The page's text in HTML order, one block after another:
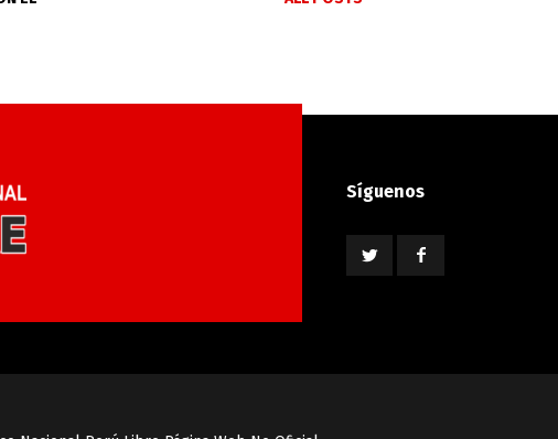
Síguenos